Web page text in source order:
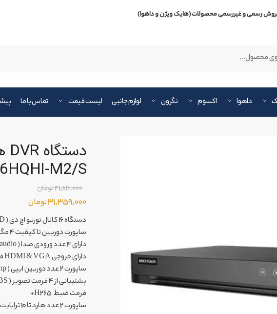
رسمی و غیررسمی محصولات (هایک ویژن و داهوا)
داهوا اکسوم نگرون لوازم جانبی لیست قیمت تماس با ما
M2/S
41,812,000تومان
31,359,000تومان
دستگاه 16 کانال توربو اچ دی ( 16CH AHD )
ساپورت دوربین تا کیفیت 4 مگاپیکسل ( Up to 4 mp )
دارای 4 عدد ورودی صدا ( 4Ch audio )
دارای خروجی HDMI & VGA فول اچ دی
ساپورت 2 عدد دوربین ایپی ( Up to 6 mp )
پشتیبانی از 4 فرمت تصویر ( TVI/ AHD /CVI /CVBS)
فرمت ضبط H265+
ساپورت 2 عدد هارد تا 10 ترابایت ( Up to 10TB )